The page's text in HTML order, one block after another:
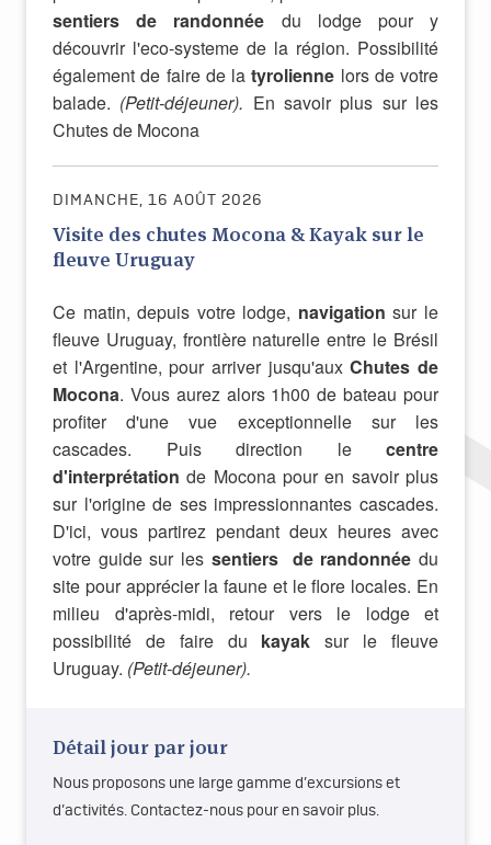
sentiers de randonnée du lodge pour y
découvrir l'eco-systeme de la région. Possibilité
également de faire de latyrolienne lors de votre
balade. (Petit-déjeuner). En savoir plus sur les
Chutes de Mocona
DIMANCHE, 16 AOÛT 2026
Visite des chutes Mocona & Kayak sur le
fleuve Uruguay
Ce matin, depuis votre lodge, navigation sur le
fleuve Uruguay, frontière naturelle entre le Brésil
et l'Argentine, pour arriver jusqu'auxChutes de
Mocona. Vous aurez alors 1h00 de bateau pour
profiter d'une vue exceptionnelle sur les
cascades. Puis direction le centre
d'interprétation de Mocona pour en savoir plus
sur l'origine de ses impressionnantes cascades.
D'ici, vous partirez pendant deux heures avec
votre guide sur les sentiers de randonnée du
site pour apprécier la faune et le flore locales. En
milieu d'après-midi, retour vers le lodge et
possibilité de faire du kayak sur le fleuve
Uruguay. (Petit-déjeuner).
Détail jour par jour
Nous proposons une large gamme d’excursions et
d’activités. Contactez-nous pour en savoir plus.